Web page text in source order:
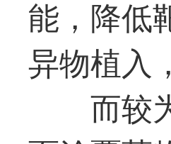
能，降低
异物植入
而较